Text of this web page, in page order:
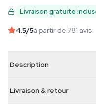
Livraison gratuite
4.5/5à partir de 781 avis
Description
Livraison & retour